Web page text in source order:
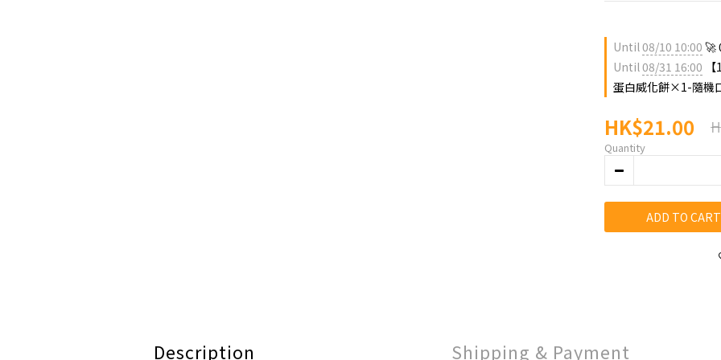
Until08/10 10:00 🚀
Until08/31 16:00
蛋白威化餅×1-隨機
HK$21.00
Quantity
ADD TO CART
Description Shipping & Payment